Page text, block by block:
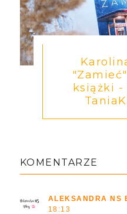
książki -
KOMENTARZE
ALEKSANDRA NS
18:13